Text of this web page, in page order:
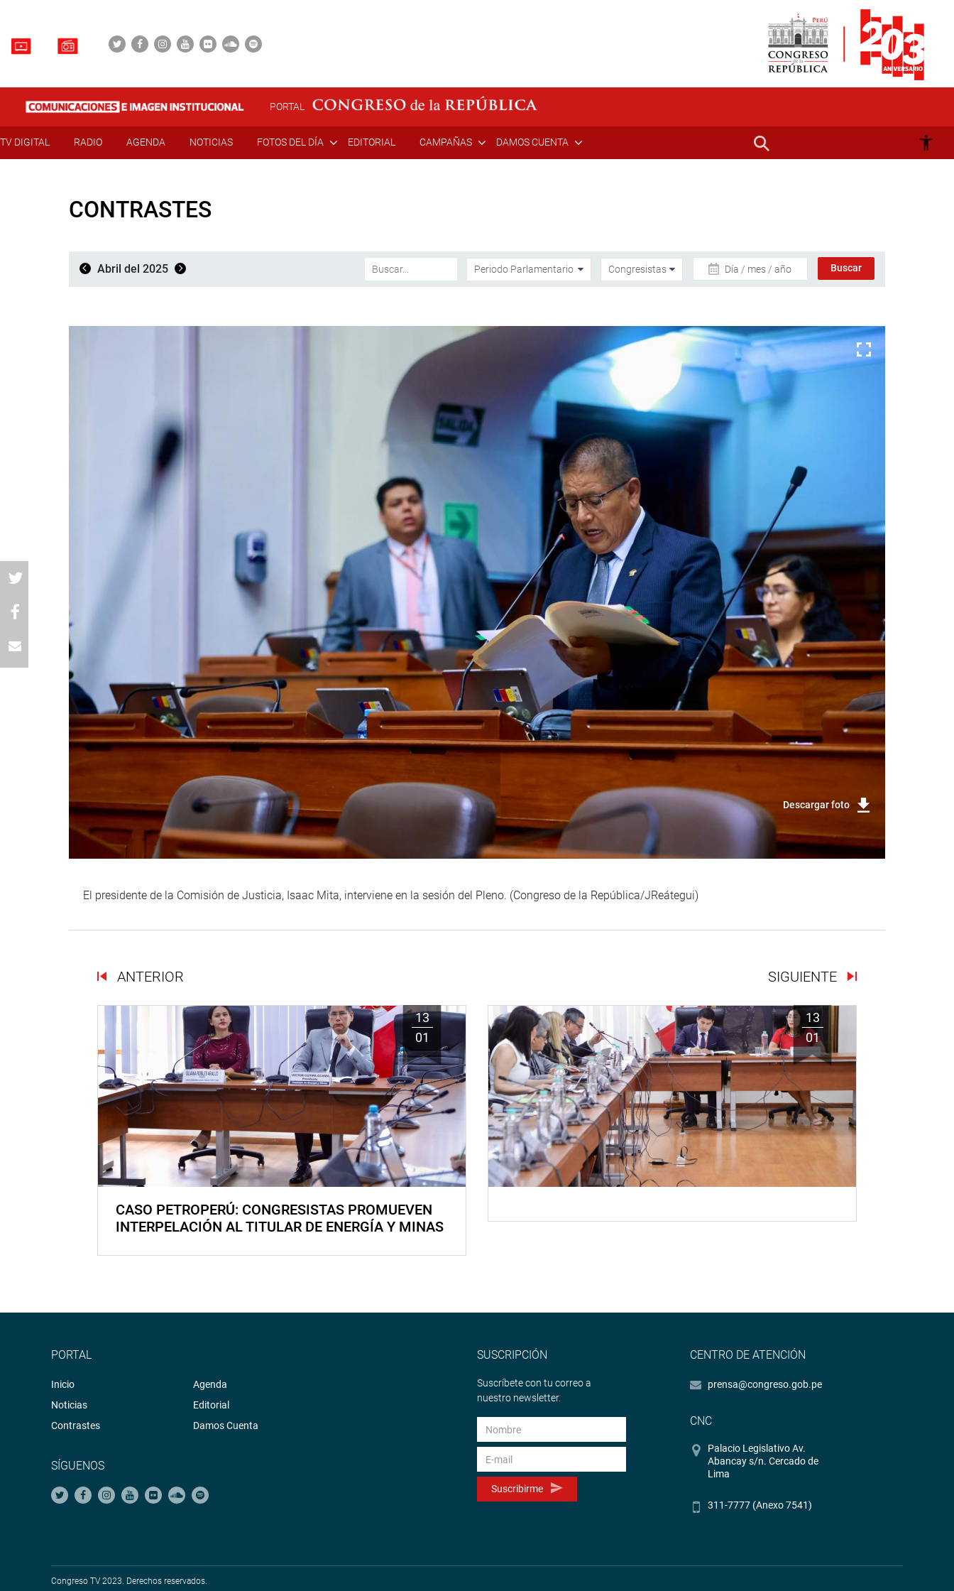
PORTAL
TV DIGITAL RADIO AGENDA NOTICIAS FOTOS DEL DÍA EDITORIAL CAMPAÑAS DAMOS CUENTA
CONTRASTES
Abril del 2025 Día / mes / año
Descargar foto
El presidente de la Comisión de Justicia, Isaac Mita, interviene en la sesión del Pleno. (Congreso de la República/JReátegui)
ANTERIOR SIGUIENTE
13
01
CASO PETROPERÚ: CONGRESISTAS PROMUEVEN
INTERPELACIÓN AL TITULAR DE ENERGÍA Y MINAS
13
01
PORTAL
Inicio
Noticias
Contrastes
Agenda
Editorial
Damos Cuenta
SÍGUENOS
SUSCRIPCIÓN
Suscríbete con tu correo a
nuestro newsletter.
Suscribirme
CENTRO DE ATENCIÓN
prensa@congreso.gob.pe
CNC
Palacio Legislativo Av.
Abancay s/n. Cercado de
Lima
311-7777 (Anexo 7541)
Congreso TV 2023. Derechos reservados.